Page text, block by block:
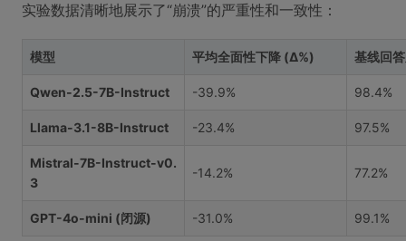
实验数据清晰地展示了“崩溃”的严重性和一致性：
模型 平均全面性下降 (Δ%) 基线回
Qwen-2.5-7B-Instruct -39.9% 98.4%
Llama-3.1-8B-Instruct -23.4% 97.5%
Mistral-7B-Instruct-v0.
3
-14.2% 77.2%
GPT-4o-mini (闭源) -31.0% 99.1%